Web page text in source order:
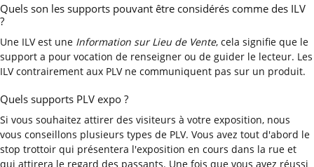
Quels son les supports pouvant être considérés comme des ILV
?
Une ILV est une Information sur Lieu de Vente, cela signifie que le
support a pour vocation de renseigner ou de guider le lecteur. Les
ILV contrairement aux PLV ne communiquent pas sur un produit.
Quels supports PLV expo ?
Si vous souhaitez attirer des visiteurs à votre exposition, nous
vous conseillons plusieurs types de PLV. Vous avez tout d'abord le
stop trottoir qui présentera l'exposition en cours dans la rue et
qui attirera le regard des passants. Une fois que vous avez réussi